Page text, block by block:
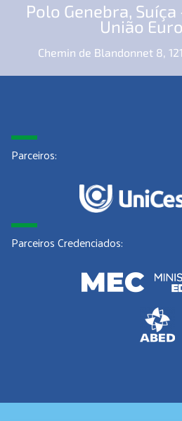
Polo Genebra,
União
Chemin de Blandonnet 8,
Parceiros:
Parceiros Credenciados: